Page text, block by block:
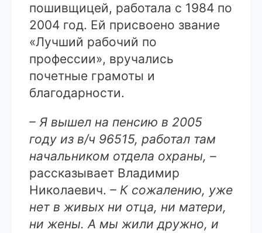
пошивщицей, работала с 1984 по
2004 год. Ей присвоено звание
«Лучший рабочий по
профессии», вручались
почетные грамоты и
благодарности.
– Я вышел на пенсию в 2005
году из в/ч 96515, работал там
начальником отдела охраны, –
рассказывает Владимир
Николаевич. – К сожалению, уже
нет в живых ни отца, ни матери,
ни жены. А мы жили дружно, и